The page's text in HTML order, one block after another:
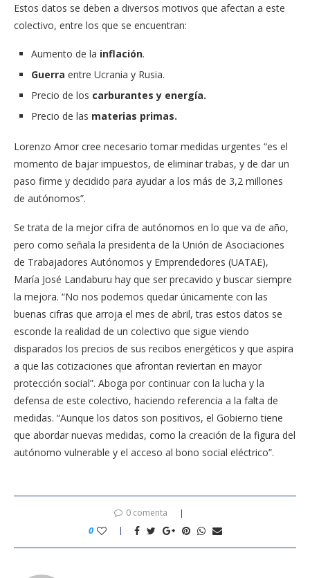
Estos datos se deben a diversos motivos que afectan a este
colectivo, entre los que se encuentran:
Aumento de la inflación.
Guerra entre Ucrania y Rusia.
Precio de los carburantes y energía.
Precio de las materias primas.
Lorenzo Amor cree necesario tomar medidas urgentes “es el
momento de bajar impuestos, de eliminar trabas, y de dar un
paso firme y decidido para ayudar a los más de 3,2 millones
de autónomos”.
Se trata de la mejor cifra de autónomos en lo que va de año,
pero como señala la presidenta de la Unión de Asociaciones
de Trabajadores Autónomos y Emprendedores (UATAE),
María José Landaburu hay que ser precavido y buscar siempre
la mejora. “No nos podemos quedar únicamente con las
buenas cifras que arroja el mes de abril, tras estos datos se
esconde la realidad de un colectivo que sigue viendo
disparados los precios de sus recibos energéticos y que aspira
a que las cotizaciones que afrontan reviertan en mayor
protección social”. Aboga por continuar con la lucha y la
defensa de este colectivo, haciendo referencia a la falta de
medidas. “Aunque los datos son positivos, el Gobierno tiene
que abordar nuevas medidas, como la creación de la figura del
autónomo vulnerable y el acceso al bono social eléctrico”.
0 comenta
0